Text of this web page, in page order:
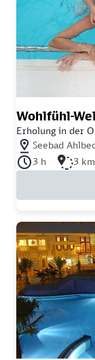
Wohlfühl-
Erholung in der
Nächstgelegener
Seebad
Dauer der Tour: 3
3 h Länge3 km